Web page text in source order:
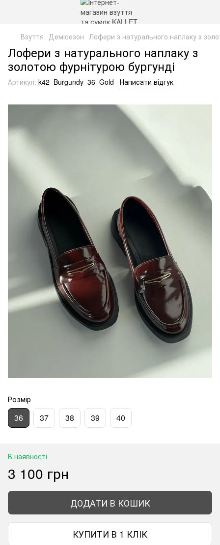
Взуття Демісезон Лофери з натурального наплаку з
Лофери з натурального наплаку з
золотою фурнітурою бургунді
Артикул: k42_Burgundy_36_Gold Написати відгук
Розмір
36 37 38 39 40
В наявності
3 100 грн
ДОДАТИ В КОШИК
КУПИТИ В 1 КЛІК